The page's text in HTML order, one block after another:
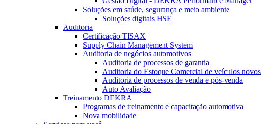
Soluções em saúde, segurança e meio ambiente
Soluções digitais HSE
Auditoria
Certificação TISAX
Supply Chain Management System
Auditoria de negócios automotivos
Auditoria de processos de garantia
Auditoria do Estoque Comercial de veículos novos
Auditoria de processos de venda e pós-venda
Auto Avaliação
Treinamento DEKRA
Programas de treinamento e capacitação automotiva
Nova mobilidade